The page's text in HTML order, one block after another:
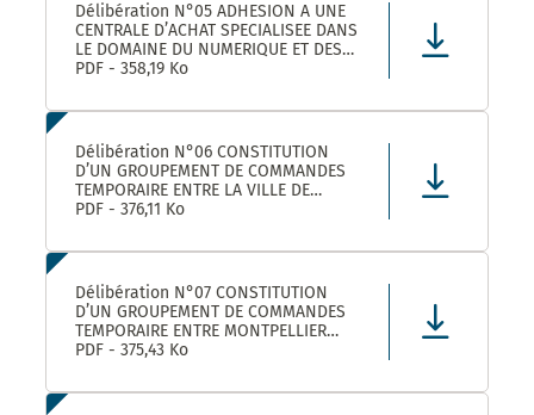
Délibération N°05 ADHESION A UNE
CENTRALE D’ACHAT SPECIALISEE DANS
LE DOMAINE DU NUMERIQUE ET DES
TELECOMS DENOMMEE « CANUT »
PDF - 358,19 Ko
Délibération N°06 CONSTITUTION
D’UN GROUPEMENT DE COMMANDES
TEMPORAIRE ENTRE LA VILLE DE
MONTPELLIER, LA COMMUNE DE
AUTRES ACHETEURS PUBLICS POUR
ADMINISTRATIVES DE BUREAU –
ADHÉSION AU GROUPEMENT DE CO
PDF - 376,11 Ko
Délibération N°07 CONSTITUTION
D’UN GROUPEMENT DE COMMANDES
TEMPORAIRE ENTRE MONTPELLIER
MEDITERRANEE METROPOLE, LA VILLE
AUTRES ACHETEURS PUBLICS POUR LA
PDF - 375,43 Ko